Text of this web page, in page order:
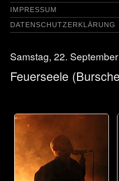
IMPRESSUM
DATENSCHUTZERKLÄRUNG
Samstag, 22.
Feuerseele